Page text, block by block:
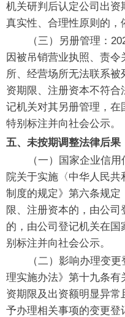
机关研判后认定公司出
真实性、合理性原则的，
（三）另册管理：
因被吊销营业执照、责
所、经营场所无法联系
资期限、注册资本不符
记机关对其另册管理，在
特别标注并向社会公示。
五、未按期调整法律后果
（一）国家企业信用
院关于实施〈中华人民
制度的规定》第六条规
限、注册资本的，由公
的，由公司登记机关在
别标注并向社会公示。
（二）影响办理变更
理实施办法》第十九条有
资期限及出资额明显异
予办理相关事项的变更登